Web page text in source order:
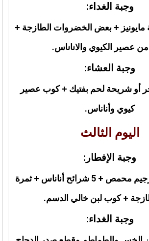
وجبة الغداء:
+ بعض الخضروات الطازجة +
عصير الكيوي والاناناس.
وجبة العشاء:
أو شريحة لحم بفتيك + كوب عصير
كيوي وأناناس.
اليوم الثالث
وجبة الإفطار:
شريحة توست رجيم محمص + 5 شرائح أناناس + ثمرة
+ كوب لبن خالي الدسم.
وجبة الغداء: